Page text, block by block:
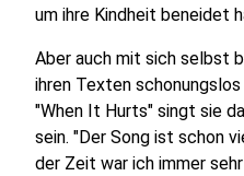
um ihre Kindheit beneidet
Aber auch mit sich selbst
ihren Texten
"When It Hurts" singt sie
sein. "Der Song ist schon
der Zeit war ich immer